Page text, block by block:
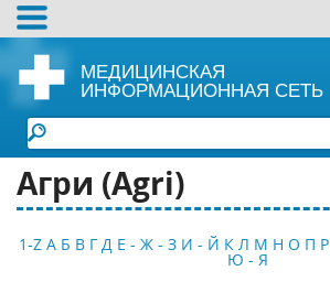
МЕДИЦИНСКАЯ
ИНФОРМАЦИОННАЯ СЕТЬ
Агри (Agri)
1-Z А Б В Г Д Е - Ж - З И - Й К Л М Н О П Р
Ю - Я